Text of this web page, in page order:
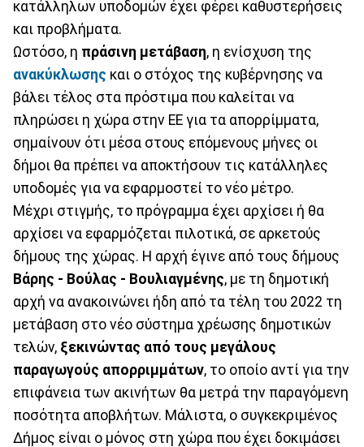
κατάλληλων υποδομών έχει φέρει καθυστερήσεις
και προβλήματα.
Ωστόσο, η πράσινη μετάβαση, η ενίσχυση της
ανακύκλωσης και ο στόχος της κυβέρνησης να
βάλει τέλος στα πρόστιμα που καλείται να
πληρώσει η χώρα στην ΕΕ για τα απορρίμματα,
σημαίνουν ότι μέσα στους επόμενους μήνες οι
δήμοι θα πρέπει να αποκτήσουν τις κατάλληλες
υποδομές για να εφαρμοστεί το νέο μέτρο.
Μέχρι στιγμής, το πρόγραμμα έχει αρχίσει ή θα
αρχίσει να εφαρμόζεται πιλοτικά, σε αρκετούς
δήμους της χώρας. Η αρχή έγινε από τους δήμους
Βάρης - Βούλας - Βουλιαγμένης, με τη δημοτική
αρχή να ανακοινώνει ήδη από τα τέλη του 2022 τη
μετάβαση στο νέο σύστημα χρέωσης δημοτικών
τελών, ξεκινώντας από τους μεγάλους
παραγωγούς απορριμμάτων, το οποίο αντί για την
επιφάνεια των ακινήτων θα μετρά την παραγόμενη
ποσότητα αποβλήτων. Μάλιστα, ο συγκεκριμένος
Δήμος είναι ο μόνος στη χώρα που έχει δοκιμάσει